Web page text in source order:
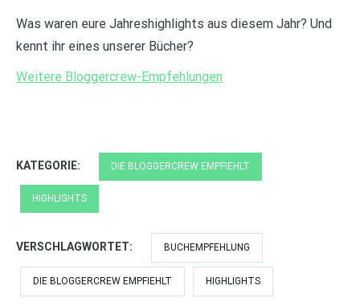
Was waren eure Jahreshighlights aus diesem Jahr? Und
kennt ihr eines unserer Bücher?
Weitere Bloggercrew-Empfehlungen
KATEGORIE: DIE BLOGGERCREW EMPFIEHLT
HIGHLIGHTS
VERSCHLAGWORTET: BUCHEMPFEHLUNG
DIE BLOGGERCREW EMPFIEHLT HIGHLIGHTS